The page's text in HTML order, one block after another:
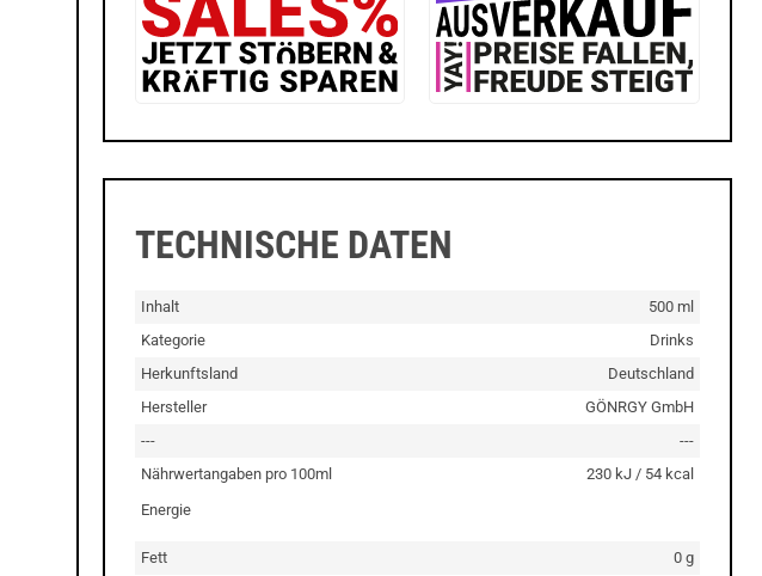
TECHNISCHE DATEN
Inhalt
500 ml
Kategorie
Drinks
Herkunftsland
Deutschland
Hersteller
GÖNRGY GmbH
---
---
Nährwertangaben pro 100ml
Energie
230 kJ / 54 kcal
Fett
0 g